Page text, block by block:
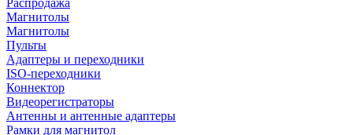
Распродажа
Магнитолы
Магнитолы
Пульты
Адаптеры и переходники
ISO-переходники
Коннектор
Видеорегистраторы
Антенны и антенные адаптеры
Рамки для магнитол